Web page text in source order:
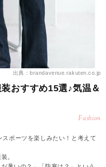
出典：brandavenue.rakuten.co.jp
おすすめ15選♪気温＆
Fashion
ポーツを楽しみたい！と考えて
。